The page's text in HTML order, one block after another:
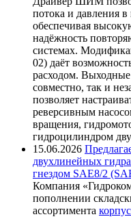
потока и давления
обеспечивая
надёжность
системах.
02) даёт
расходом. Выходные
совместно, так и
позволяет
реверсивным
вращения,
гидроцилиндром
15.06.2026
двухлинейных
гнездом SAE8/2
Компания
пополнении
ассортимента